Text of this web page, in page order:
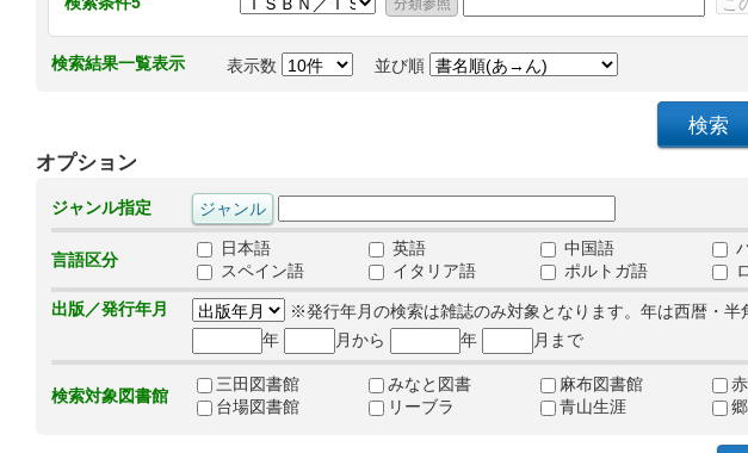
検索結果一覧表示 表示数 並び順
オプション
ジャンル指定
言語区分
日本語 英語 中国語
スペイン語
イタリア語 ポルトガ語
出版／発行年月
※発行年月の検索は雑誌のみ対象となります。年は西暦・半
年
月から 年 月まで
検索対象図書館
三田図書館 みなと図書 麻布図書館
台場図書館
リーブラ 青山生涯